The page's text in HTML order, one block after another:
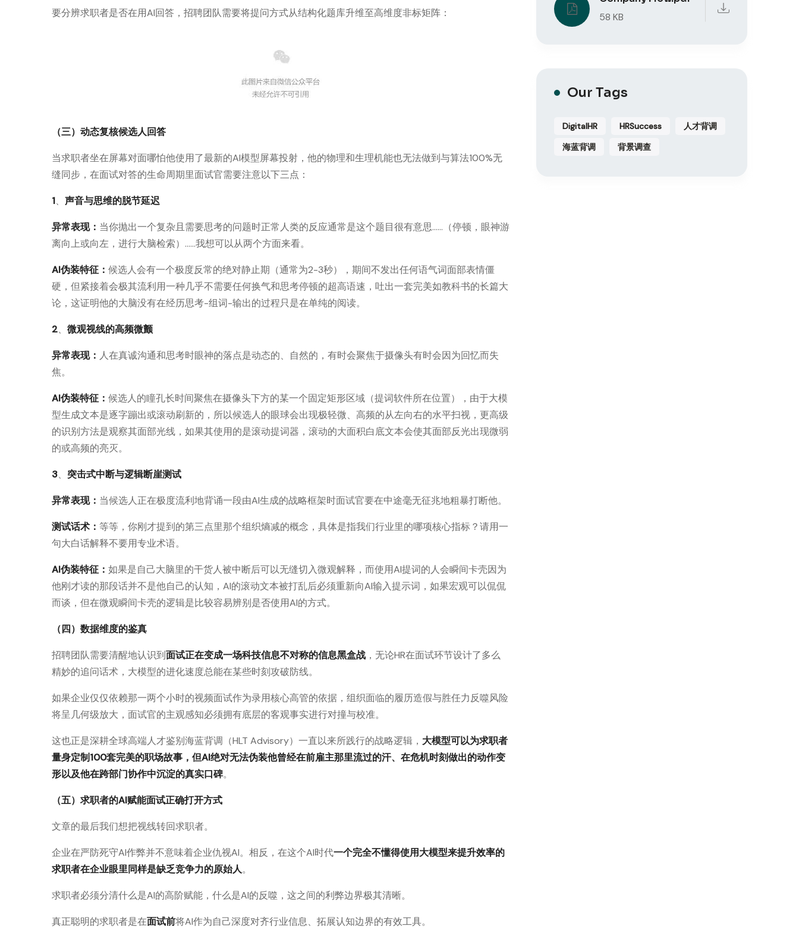
要分辨求职者是否在用AI回答，招聘团队需要将提问方式从结构化题库升维至高维度非标矩阵：
（三）动态复核候选人回答
当求职者坐在屏幕对面哪怕他使用了最新的AI模型屏幕投射，他的物理和生理机能也无法做到与算法100%无
缝同步，在面试对答的生命周期里面试官需要注意以下三点：
1、 声音与思维的脱节延迟
异常表现： 当你抛出一个复杂且需要思考的问题时正常人类的反应通常是这个题目很有意思……（停顿，眼神游
离向上或向左，进行大脑检索）……我想可以从两个方面来看。
AI伪装特征： 候选人会有一个极度反常的绝对静止期（通常为2-3秒），期间不发出任何语气词面部表情僵
硬，但紧接着会极其流利用一种几乎不需要任何换气和思考停顿的超高语速，吐出一套完美如教科书的长篇大
论，这证明他的大脑没有在经历思考-组词-输出的过程只是在单纯的阅读。
2、 微观视线的高频微颤
异常表现： 人在真诚沟通和思考时眼神的落点是动态的、自然的，有时会聚焦于摄像头有时会因为回忆而失
焦。
AI伪装特征： 候选人的瞳孔长时间聚焦在摄像头下方的某一个固定矩形区域（提词软件所在位置），由于大模
型生成文本是逐字蹦出或滚动刷新的，所以候选人的眼球会出现极轻微、高频的从左向右的水平扫视，更高级
的识别方法是观察其面部光线，如果其使用的是滚动提词器，滚动的大面积白底文本会使其面部反光出现微弱
的或高频的亮灭。
3、 突击式中断与逻辑断崖测试
异常表现： 当候选人正在极度流利地背诵一段由AI生成的战略框架时面试官要在中途毫无征兆地粗暴打断他。
测试话术： 等等，你刚才提到的第三点里那个组织熵减的概念，具体是指我们行业里的哪项核心指标？请用一
句大白话解释不要用专业术语。
AI伪装特征： 如果是自己大脑里的干货人被中断后可以无缝切入微观解释，而使用AI提词的人会瞬间卡壳因为
他刚才读的那段话并不是他自己的认知，AI的滚动文本被打乱后必须重新向AI输入提示词，如果宏观可以侃侃
而谈，但在微观瞬间卡壳的逻辑是比较容易辨别是否使用AI的方式。
（四）数据维度的鉴真
招聘团队需要清醒地认识到面试正在变成一场科技信息不对称的信息黑盒战 ，无论HR在面试环节设计了多么
精妙的追问话术，大模型的进化速度总能在某些时刻攻破防线。
如果企业仅仅依赖那一两个小时的视频面试作为录用核心高管的依据，组织面临的履历造假与胜任力反噬风险
将呈几何级放大，面试官的主观感知必须拥有底层的客观事实进行对撞与校准。
这也正是深耕全球高端人才鉴别海蓝背调（HLT Advisory）一直以来所践行的战略逻辑， 大模型可以为求职者
量身定制100套完美的职场故事，但AI绝对无法伪装他曾经在前雇主那里流过的汗、在危机时刻做出的动作变
形以及他在跨部门协作中沉淀的真实口碑。
（五）求职者的AI赋能面试正确打开方式
文章的最后我们想把视线转回求职者。
企业在严防死守AI作弊并不意味着企业仇视AI。相反，在这个AI时代一个完全不懂得使用大模型来提升效率的
求职者在企业眼里同样是缺乏竞争力的原始人。
求职者必须分清什么是AI的高阶赋能，什么是AI的反噬，这之间的利弊边界极其清晰。
真正聪明的求职者是在面试前将AI作为自己深度对齐行业信息、拓展认知边界的有效工具。
58 KB
Our Tags
DigitalHR HRSuccess
人才背调
海蓝背调
背景调查